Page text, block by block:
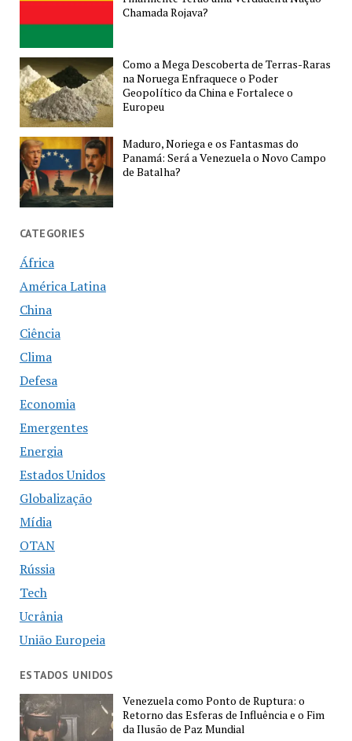
Chamada Rojava?
Como a Mega Descoberta de Terras-Raras
na Noruega Enfraquece o Poder
Geopolítico da China e Fortalece o
Europeu
Maduro, Noriega e os Fantasmas do
Panamá: Será a Venezuela o Novo Campo
de Batalha?
CATEGORIES
África
América Latina
China
Ciência
Clima
Defesa
Economia
Emergentes
Energia
Estados Unidos
Globalização
Mídia
OTAN
Rússia
Tech
Ucrânia
União Europeia
ESTADOS UNIDOS
Venezuela como Ponto de Ruptura: o
Retorno das Esferas de Influência e o Fim
da Ilusão de Paz Mundial